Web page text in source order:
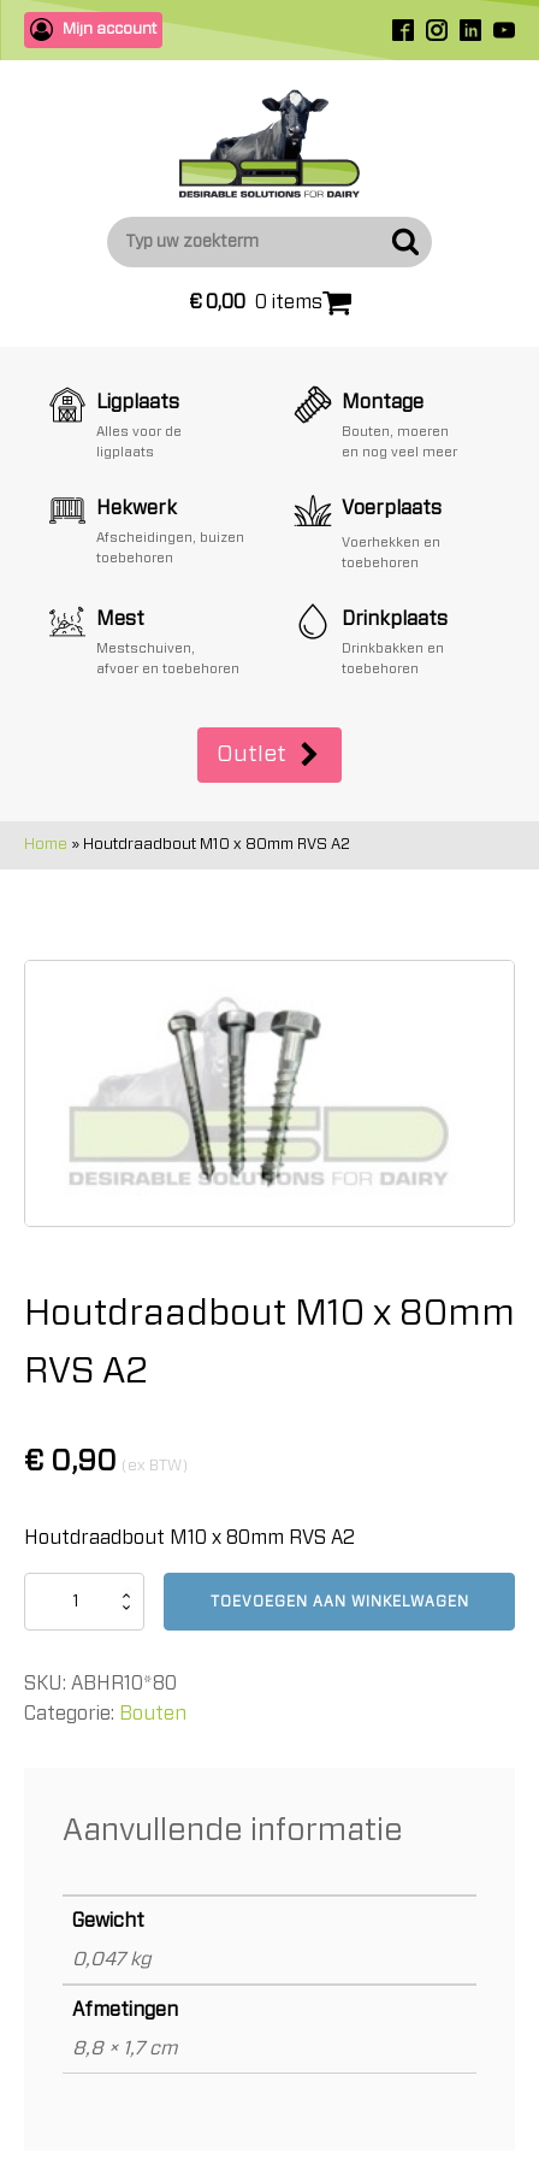
Mijn account
€0,00 0 items
Ligplaats
Alles voor de
ligplaats
Montage
Bouten, moeren
en nog veel meer
Hekwerk
Afscheidingen, buizen
toebehoren
Voerplaats
Voerhekken en
toebehoren
Mest
Mestschuiven,
afvoer en toebehoren
Drinkplaats
Drinkbakken en
toebehoren
Outlet
Home » Houtdraadbout M10 x 80mm RVS A2
Houtdraadbout M10 x 80mm
RVS A2
€ 0,90 (ex BTW)
Houtdraadbout M10 x 80mm RVS A2
Houtdraadbout
RVS
A2
TOEVOEGEN AAN WINKELWAGEN
SKU: ABHR10*80
Categorie: Bouten
Aanvullende informatie
Gewicht
0,047 kg
Afmetingen
8,8 × 1,7 cm